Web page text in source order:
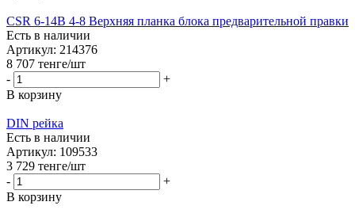
CSR 6-14B 4-8 Верхняя планка блока предварительной правки
Есть в наличии
Артикул: 214376
8 707 тенге/шт
-
+
В корзину
DIN рейка
Есть в наличии
Артикул: 109533
3 729 тенге/шт
-
+
В корзину